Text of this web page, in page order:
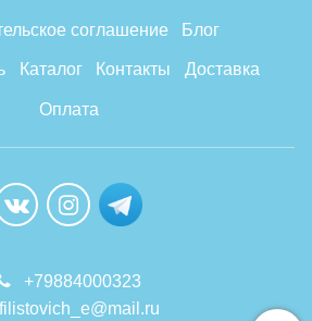
соглашение Блог
Каталог Контакты Доставка
Оплата
+79884000323
filistovich_e@mail.ru